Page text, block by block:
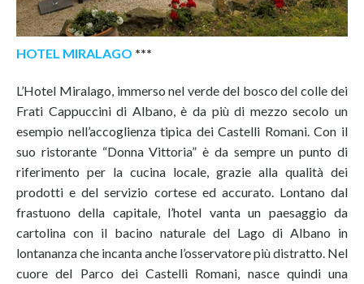
HOTEL MIRALAGO ***
L’Hotel Miralago, immerso nel verde del bosco del colle dei
Frati Cappuccini di Albano, è da più di mezzo secolo un
esempio nell’accoglienza tipica dei Castelli Romani. Con il
suo ristorante “Donna Vittoria” è da sempre un punto di
riferimento per la cucina locale, grazie alla qualità dei
prodotti e del servizio cortese ed accurato. Lontano dal
frastuono della capitale, l’hotel vanta un paesaggio da
cartolina con il bacino naturale del Lago di Albano in
lontananza che incanta anche l’osservatore più distratto. Nel
cuore del Parco dei Castelli Romani, nasce quindi una